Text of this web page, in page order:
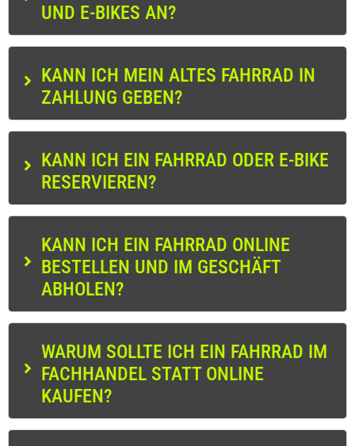
UND E-BIKES AN?
KANN ICH MEIN ALTES FAHRRAD IN
ZAHLUNG GEBEN?
KANN ICH EIN FAHRRAD ODER E-BIKE
RESERVIEREN?
KANN ICH EIN FAHRRAD ONLINE
BESTELLEN UND IM GESCHÄFT
ABHOLEN?
WARUM SOLLTE ICH EIN FAHRRAD IM
FACHHANDEL STATT ONLINE
KAUFEN?